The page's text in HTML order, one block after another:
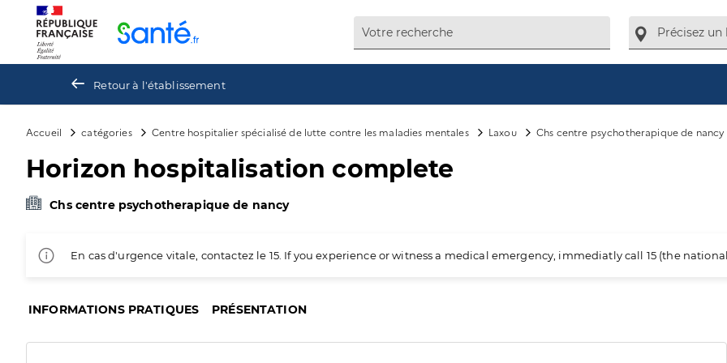
Retour à l'établissement
Accueil catégories Centre hospitalier spécialisé de lutte contre les maladies mentales Laxou Chs centre psychotherapique de nancy
Horizon hospitalisation complete
Chs centre psychotherapique de nancy
En cas d'urgence vitale, contactez le 15. If you experience or witness a medical emergency, immediatly call 15 (the
INFORMATIONS PRATIQUES PRÉSENTATION
Panneau de gestion des cookies